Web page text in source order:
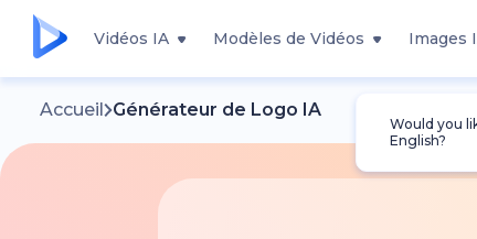
Vidéos IA Modèles de Vidéos Images
Would you
English?
Accueil Générateur de Logo IA